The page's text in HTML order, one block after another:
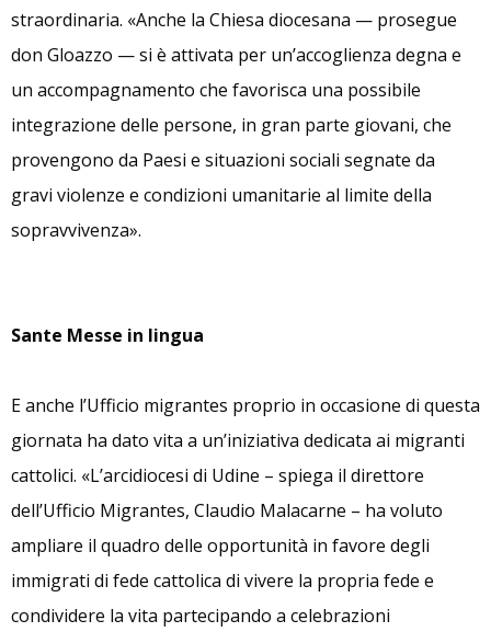
straordinaria. «Anche la Chiesa diocesana — prosegue
don Gloazzo — si è attivata per un’accoglienza degna e
un accompagnamento che favorisca una possibile
integrazione delle persone, in gran parte giovani, che
provengono da Paesi e situazioni sociali segnate da
gravi violenze e condizioni umanitarie al limite della
sopravvivenza».
Sante Messe in lingua
E anche l’Ufficio migrantes proprio in occasione di questa
giornata ha dato vita a un’iniziativa dedicata ai migranti
cattolici. «L’arcidiocesi di Udine – spiega il direttore
dell’Ufficio Migrantes, Claudio Malacarne – ha voluto
ampliare il quadro delle opportunità in favore degli
immigrati di fede cattolica di vivere la propria fede e
condividere la vita partecipando a celebrazioni